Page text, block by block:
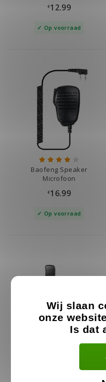
€12.99
Op voorraad
Baofeng Speaker
Microfoon
€16.99
Op voorraad
Wij slaan
onze
Is dat